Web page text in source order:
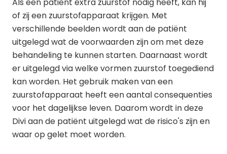
of zij een zuurstofapparaat krijgen. Met
verschillende beelden wordt aan de patiënt
uitgelegd wat de voorwaarden zijn om met deze
behandeling te kunnen starten. Daarnaast wordt
er uitgelegd via welke vormen zuurstof toegediend
kan worden. Het gebruik maken van een
zuurstofapparaat heeft een aantal consequenties
voor het dagelijkse leven. Daarom wordt in deze
Divi aan de patiënt uitgelegd wat de risico's zijn en
waar op gelet moet worden.